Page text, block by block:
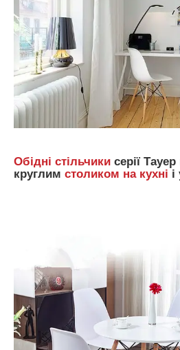
Обідні стільчики серії
круглим столиком на кухні